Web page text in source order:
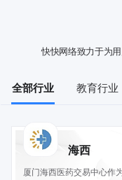
快快网络致力于为
全部行业 教育行业
海西
厦门海西医药交易中心作